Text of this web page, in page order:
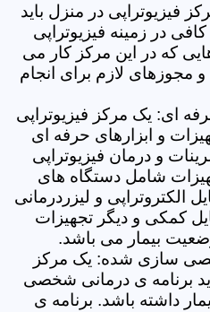
فیزیوتراپی در منزل باید
در زمینه فیزیوتراپی
که در این مرکز کار می
و مجوزهای لازم برای انجام
ای: یک مرکز فیزیوتراپی
و ابزارهای حرفه ای
و درمان فیزیوتراپی
شامل دستگاه های
الکتروتراپی و لیزردرمانی
کمکی و دیگر تجهیزات
بیمار می باشد.
سازی شده: یک مرکز
برنامه ی درمانی شخصی
داشته باشد. برنامه ی